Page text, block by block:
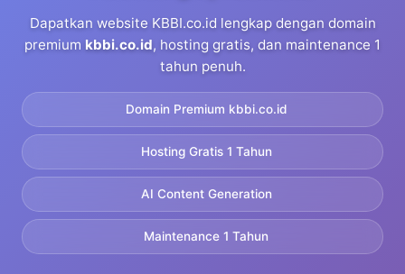
Dapatkan website KBBI.co.id lengkap dengan domain
premium kbbi.co.id, hosting gratis, dan maintenance 1
tahun penuh.
Domain Premium kbbi.co.id
Hosting Gratis 1 Tahun
AI Content Generation
Maintenance 1 Tahun